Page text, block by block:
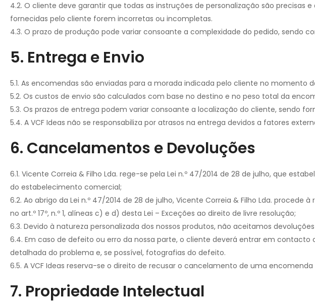
4.2. O cliente deve garantir que todas as instruções de personalização são precisas
fornecidas pelo cliente forem incorretas ou incompletas.
4.3. O prazo de produção pode variar consoante a complexidade do pedido, sendo
5. Entrega e Envio
5.1. As encomendas são enviadas para a morada indicada pelo cliente no momento
5.2. Os custos de envio são calculados com base no destino e no peso total da
5.3. Os prazos de entrega podem variar consoante a localização do cliente, sendo
5.4. A VCF Ideas não se responsabiliza por atrasos na entrega devidos a fatores
6. Cancelamentos e Devoluções
6.1. Vicente Correia & Filho Lda. rege-se pela Lei n.º 47/2014 de 28 de julho, que
do estabelecimento comercial;
6.2. Ao abrigo da Lei n.º 47/2014 de 28 de julho, Vicente Correia & Filho Lda.
no art.º 17º, n.º 1, alíneas c) e d) desta Lei – Exceções ao direito de livre resolução;
6.3. Devido à natureza personalizada dos nossos produtos, não aceitamos
6.4. Em caso de defeito ou erro da nossa parte, o cliente deverá entrar em
detalhada do problema e, se possível, fotografias do defeito.
6.5. A VCF Ideas reserva-se o direito de recusar o cancelamento de uma
7. Propriedade Intelectual